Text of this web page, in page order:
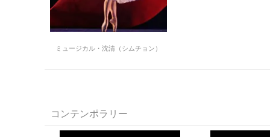
ミュージカル・沈清（シムチョン）
コンテンポラリー